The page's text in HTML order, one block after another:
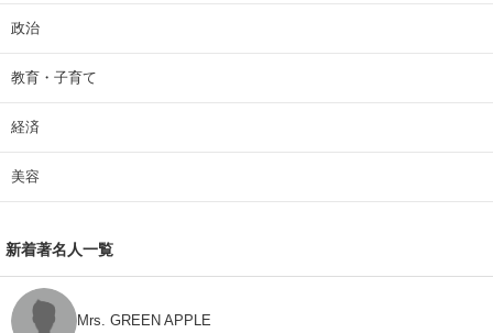
政治
教育・子育て
経済
美容
新着著名人一覧
Mrs. GREEN APPLE